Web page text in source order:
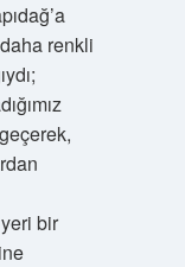
renkli
bir